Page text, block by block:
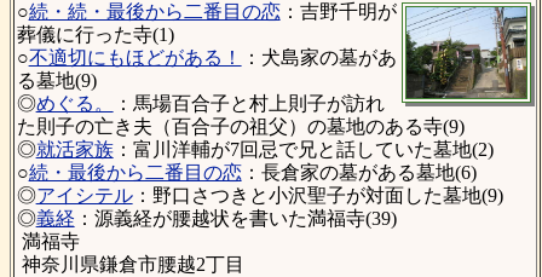
○続・続・最後から二番目の恋：吉野千明が
葬儀に行った寺(1)
○不適切にもほどがある！
：犬島家の墓があ
る墓地(9)
◎めぐる。
：馬場百合子と村上則子が訪れ
た則子の亡き夫（百合子の祖父）の墓地のある寺(9)
◎就活家族：富川洋輔が7回忌で兄と話していた墓地(2)
○続・最後から二番目の恋：長倉家の墓がある墓地(6)
◎アイシテル：野口さつきと小沢聖子が対面した墓地(9)
◎義経 ：源義経が腰越状を書いた満福寺(39)
満福寺
神奈川県鎌倉市腰越2丁目